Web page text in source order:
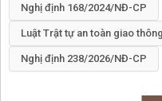
Nghị định 168/2024/NĐ-CP
Luật Trật tự an toàn giao
Nghị định 238/2026/NĐ-CP